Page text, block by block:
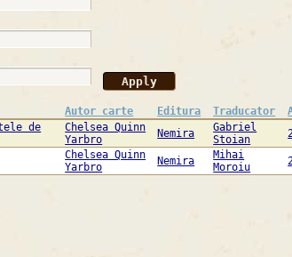
Autor carte Editura Traducator
de
Chelsea Quinn
Yarbro
Nemira
Gabriel
Stoian
Chelsea Quinn
Yarbro
Nemira
Mihai
Moroiu